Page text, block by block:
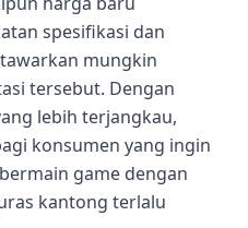
spesifikasi dan
mungkin
tersebut. Dengan
lebih terjangkau,
konsumen yang ingin
game dengan
kantong terlalu